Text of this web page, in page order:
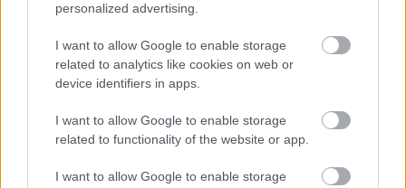
personalized advertising.
I want to allow Google to enable storage
related to analytics like cookies on web or
device identifiers in apps.
I want to allow Google to enable storage
related to functionality of the website or app.
I want to allow Google to enable storage
A PR2 sütit süt
richard_szabo• 2011. augusztus 09.
MIT-s diákok programoztak be egy PR2-es robotot
tudja végezni. A "szakács" az előkészített tálak